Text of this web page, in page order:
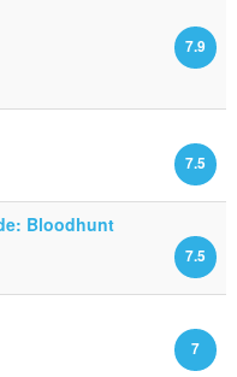
7.9
7.5
Bloodhunt
7.5
7